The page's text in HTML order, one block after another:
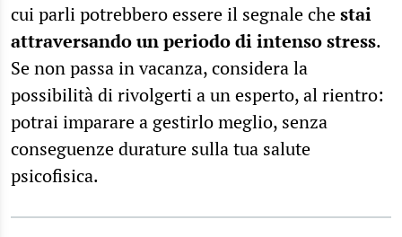
cui parli potrebbero essere il segnale chestai
attraversando un periodo di intenso stress.
Se non passa in vacanza, considera la
possibilità di rivolgerti a un esperto, al rientro:
potrai imparare a gestirlo meglio, senza
conseguenze durature sulla tua salute
psicofisica.